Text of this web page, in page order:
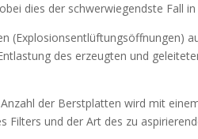
dies der schwerwiegendste Fall
(Explosionsentlüftungsöffnungen)
des erzeugten und
der Berstplatten wird mit
und der Art des zu